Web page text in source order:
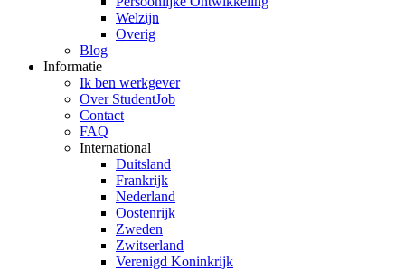
Welzijn
Overig
Blog
Informatie
Ik ben werkgever
Over StudentJob
Contact
FAQ
International
Duitsland
Frankrijk
Nederland
Oostenrijk
Zweden
Zwitserland
Verenigd Koninkrijk